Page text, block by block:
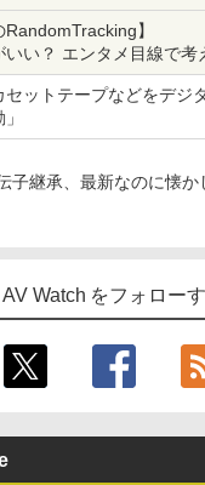
RandomTracking】
いい？ エンタメ目線で考
」
セットテープなどをデジ
子継承、最新なのに懐か
AV Watch をフォロー